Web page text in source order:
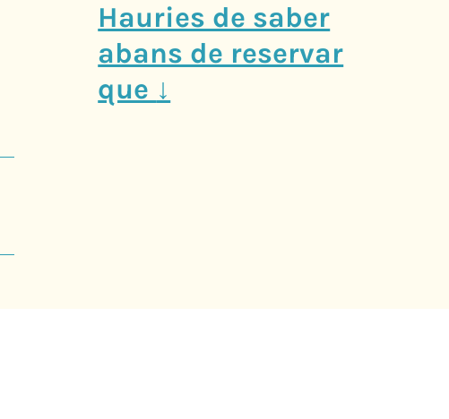
Hauries de saber
abans de reservar
que ↓